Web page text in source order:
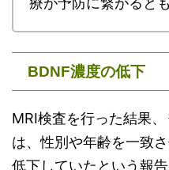
BDNF濃度の低下
MRI検査を行った結果
は、性別や年齢を一致
低下していたという報告